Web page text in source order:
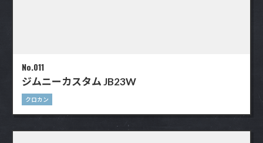
No.011
ジムニーカスタム JB23W
クロカン